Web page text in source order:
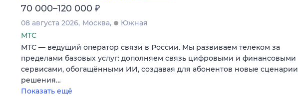
70 000–120 000 ₽
08 августа 2026 Москва
Южная
МТС
МТС — ведущий оператор связи в России. Мы развиваем телеком за
пределами базовых услуг: дополняем связь цифровыми и финансовыми
сервисами, обогащёнными ИИ, создавая для абонентов новые сценарии
решения…
Показать ещё